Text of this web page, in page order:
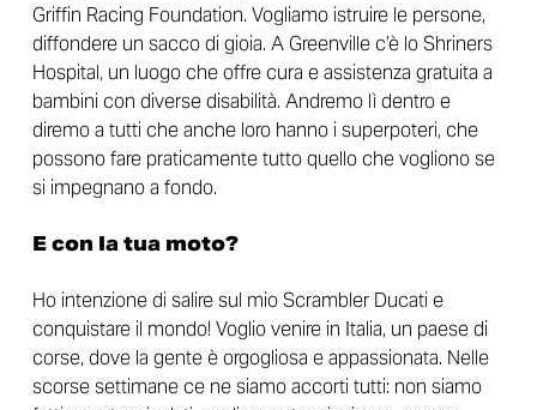
Griffin Racing Foundation. Vogliamo istruire le persone,
diffondere un sacco di gioia. A Greenville c’è lo Shriners
Hospital, un luogo che offre cura e assistenza gratuita a
bambini con diverse disabilità. Andremo lì dentro e
diremo a tutti che anche loro hanno i superpoteri, che
possono fare praticamente tutto quello che vogliono se
si impegnano a fondo.
E con la tua moto?
Ho intenzione di salire sul mio Scrambler Ducati e
conquistare il mondo! Voglio venire in Italia, un paese di
corse, dove la gente è orgogliosa e appassionata. Nelle
scorse settimane ce ne siamo accorti tutti: non siamo